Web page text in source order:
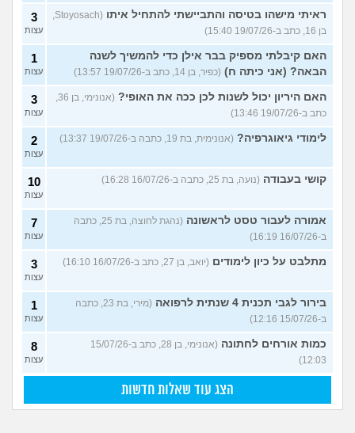
ראיתי מישהו בטיסה והתביישתי להתחיל איתו
בן 16, כתב ב-19/07/26 15:40)
3
עצות
האם קיבלתי מספיק בבר אילן כדי להמשיך לשנה
הבאה? (אני כיתה ח) (כפיר, בן 14, כתב ב-19/07/26 13:57)
1
עצות
האם היריון יכול לשנות לכן ככה את האופי?
כתב ב-19/07/26 13:46)
3
עצות
לימודי גיאוגרפיה? (אנונימית, בת 19, כתבה ב-19/07/26 13:37) 2
עצות
קושי בעבודה (נועה, בת 25, כתבה ב-16/07/26 16:28) 10
עצות
אמורה לעבור טסט לראשונה
(נהגת לחוצה, בת 25, כתבה
ב-16/07/26 16:19)
7
עצות
מתלבט על כיון לימודים (יואב, בן 27, כתב ב-16/07/26 16:10) 3
עצות
בירור לגבי תכנית 4 שנתית לרפואה
(מירי, בת 23, כתבה
ב-15/07/26 12:16)
1
עצות
כמות אורחים לחתונה
(אנונימי, בן 28, כתב ב-15/07/26
12:03)
8
עצות
הצג עוד שאלות חדשות